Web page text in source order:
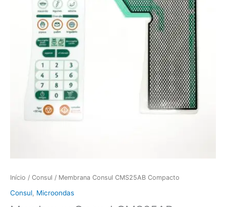
Início / Consul / Membrana Consul CMS25AB Compacto
Consul, Microondas